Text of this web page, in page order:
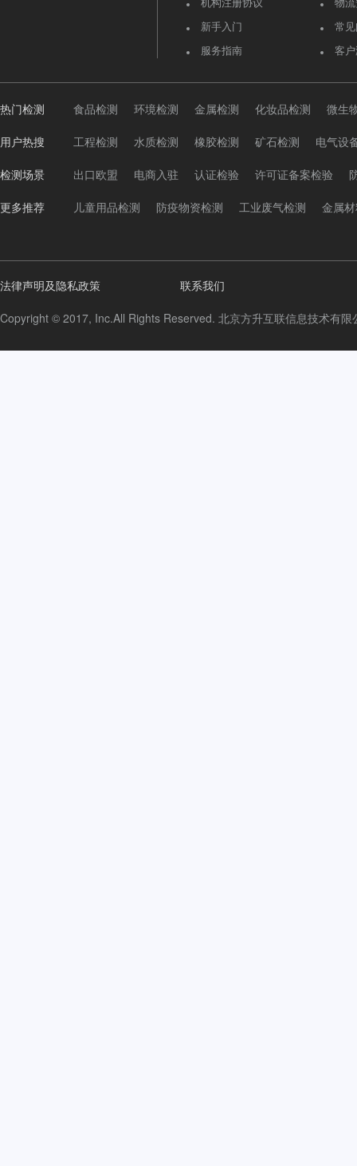
新手入门
服务指南
常
客
热门检测 食品检测 环境检测 金属检测 化妆品检测 微生
用户热搜 工程检测 水质检测 橡胶检测 矿石检测 电气设
检测场景 出口欧盟 电商入驻 认证检验 许可证备案检验
更多推荐 儿童用品检测 防疫物资检测 工业废气检测 金属
法律声明及隐私政策 联系我们
Copyright © 2017, Inc.All Rights Reserved. 北京方升互联信息技术有